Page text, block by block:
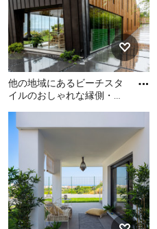
他の地域にあるビーチスタ
イルのおしゃれな縁側・ポ
他の地域にあるビーチスタ
イルのおしゃれな縁側・ポ